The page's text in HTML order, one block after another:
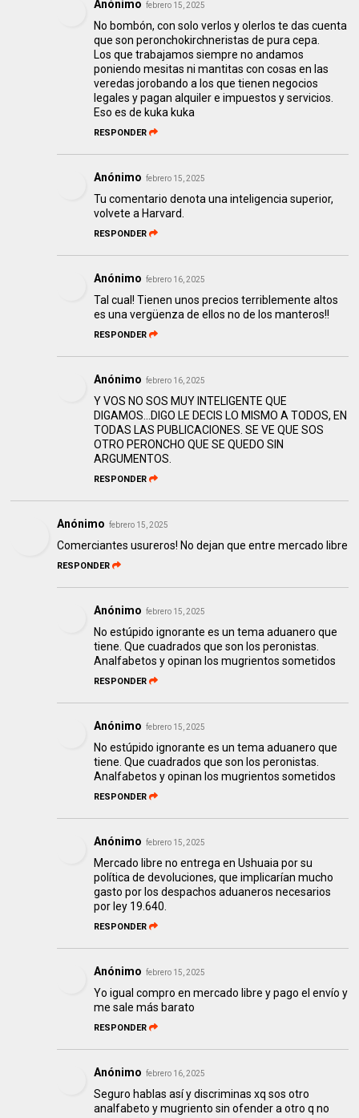
Anónimo febrero 15, 2025
No bombón, con solo verlos y olerlos te das cuenta
que son peronchokirchneristas de pura cepa.
Los que trabajamos siempre no andamos
poniendo mesitas ni mantitas con cosas en las
veredas jorobando a los que tienen negocios
legales y pagan alquiler e impuestos y servicios.
Eso es de kuka kuka
RESPONDER
Anónimo febrero 15, 2025
Tu comentario denota una inteligencia superior,
volvete a Harvard.
RESPONDER
Anónimo febrero 16, 2025
Tal cual! Tienen unos precios terriblemente altos
es una vergüenza de ellos no de los manteros!!
RESPONDER
Anónimo febrero 16, 2025
Y VOS NO SOS MUY INTELIGENTE QUE
DIGAMOS...DIGO LE DECIS LO MISMO A TODOS, EN
TODAS LAS PUBLICACIONES. SE VE QUE SOS
OTRO PERONCHO QUE SE QUEDO SIN
ARGUMENTOS.
RESPONDER
Anónimo febrero 15, 2025
Comerciantes usureros! No dejan que entre mercado libre
RESPONDER
Anónimo febrero 15, 2025
No estúpido ignorante es un tema aduanero que
tiene. Que cuadrados que son los peronistas.
Analfabetos y opinan los mugrientos sometidos
RESPONDER
Anónimo febrero 15, 2025
No estúpido ignorante es un tema aduanero que
tiene. Que cuadrados que son los peronistas.
Analfabetos y opinan los mugrientos sometidos
RESPONDER
Anónimo febrero 15, 2025
Mercado libre no entrega en Ushuaia por su
política de devoluciones, que implicarían mucho
gasto por los despachos aduaneros necesarios
por ley 19.640.
RESPONDER
Anónimo febrero 15, 2025
Yo igual compro en mercado libre y pago el envío y
me sale más barato
RESPONDER
Anónimo febrero 16, 2025
Seguro hablas así y discriminas xq sos otro
analfabeto y mugriento sin ofender a otro q no